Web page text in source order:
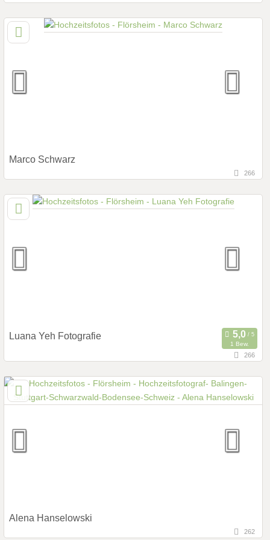
Fotobox mit Zubehör
66809 Körprich, Saarland, Deutschland
Fotobox mit Zubehör
Marco Schwarz
26,5 km(Entfernung von Flörsheim)
55270 Bubenheim, Rheinland-Pfalz, Deutschland
Hochzeits Shooting
Fotobox mit Zubehör
266
Luana Yeh Fotografie
1 Bew.
74420 Oberrot, Baden-Württemberg, Deutschland
Fotobox mit Zubehör
266
Alena Hanselowski
262